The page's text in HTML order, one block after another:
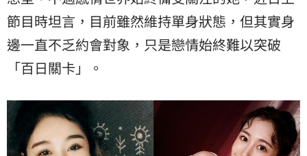
節目時坦言，目前雖然維持單身狀態，但其實身
邊一直不乏約會對象，只是戀情始終難以突破
「百日關卡」。